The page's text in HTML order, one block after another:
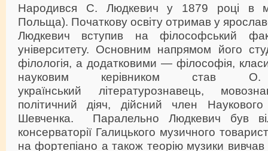
Народився С. Людкевич у 1879 році в
Польща). Початкову освіту отримав у
Людкевич вступив на філософський
університету. Основним напрямом його
філологія, а додатковими — філософія,
науковим керівником став
український літературознавець,
політичний діяч, дійсний член
Шевченка. Паралельно Людкевич був
консерваторії Галицького музичного
на фортепіано а також теорію музики